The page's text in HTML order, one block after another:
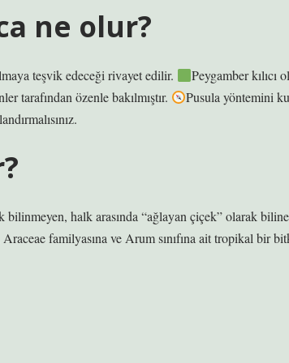
ne olur?
teşvik edeceği rivayet edilir.
Peygamber kılıcı
tarafından özenle bakılmıştır.
Pusula yöntemini
halk arasında “ağlayan çiçek” olarak
familyasına ve Arum sınıfına ait tropikal bir